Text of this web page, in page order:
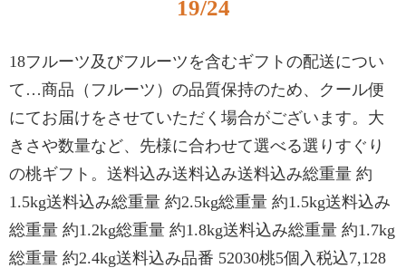
19/24
18フルーツ及びフルーツを含むギフトの配送につい
て…商品（フルーツ）の品質保持のため、クール便
にてお届けをさせていただく場合がございます。大
きさや数量など、先様に合わせて選べる選りすぐり
の桃ギフト。送料込み送料込み送料込み総重量 約
1.5kg送料込み総重量 約2.5kg総重量 約1.5kg送料込み
総重量 約1.2kg総重量 約1.8kg送料込み総重量 約1.7kg
総重量 約2.4kg送料込み品番 52030桃5個入税込7,128